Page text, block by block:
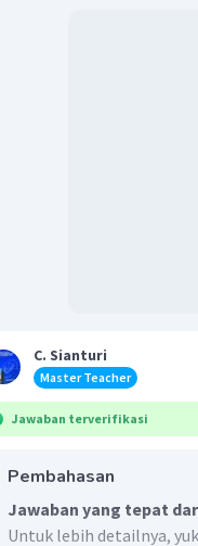
C. Sianturi
Master Teacher
Jawaban terverifikasi
Pembahasan
Jawaban yang tepat
Untuk lebih detailnya,